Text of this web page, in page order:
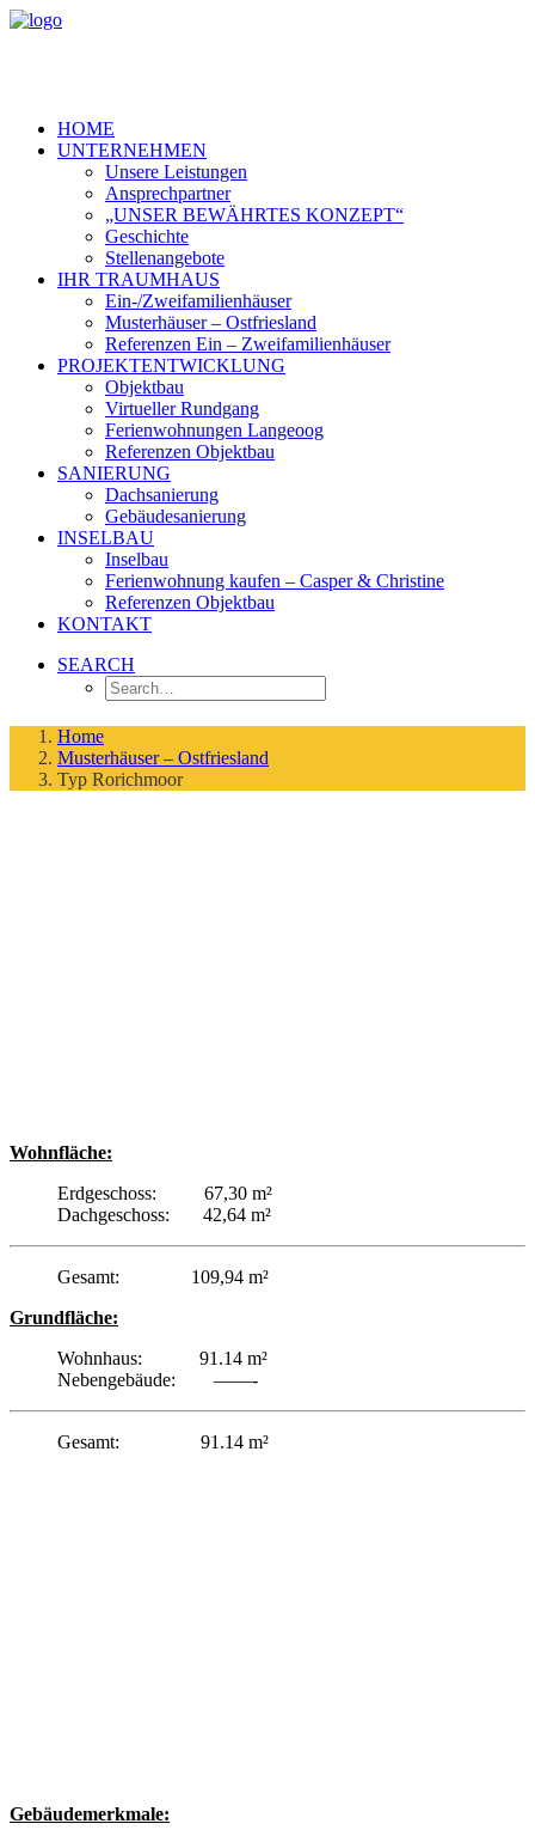
HOME
UNTERNEHMEN
Unsere Leistungen
Ansprechpartner
„UNSER BEWÄHRTES KONZEPT“
Geschichte
Stellenangebote
IHR TRAUMHAUS
Ein-/Zweifamilienhäuser
Musterhäuser – Ostfriesland
Referenzen Ein – Zweifamilienhäuser
PROJEKTENTWICKLUNG
Objektbau
Virtueller Rundgang
Ferienwohnungen Langeoog
Referenzen Objektbau
SANIERUNG
Dachsanierung
Gebäudesanierung
INSELBAU
Inselbau
Ferienwohnung kaufen – Casper & Christine
Referenzen Objektbau
KONTAKT
SEARCH
Home
Musterhäuser – Ostfriesland
Typ Rorichmoor
Wohnfläche:
Erdgeschoss: 67,30 m²
Dachgeschoss: 42,64 m²
Gesamt: 109,94 m²
Grundfläche:
Wohnhaus: 91.14 m²
Nebengebäude: ——-
Gesamt: 91.14 m²
Gebäudemerkmale: